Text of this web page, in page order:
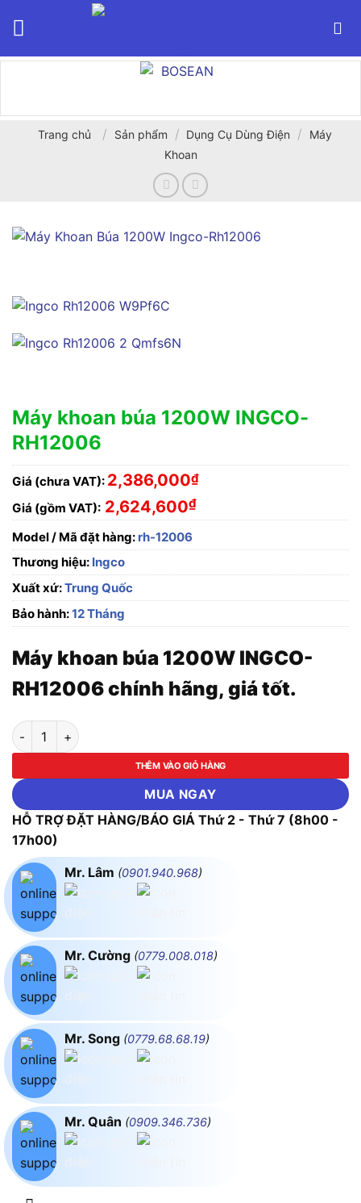
Trang chủ / Sản phẩm / Dụng Cụ Dùng Điện /
Máy
Khoan
Máy khoan búa 1200W INGCO-
RH12006
Giá (chưa VAT): 2,386,000₫
Giá (gồm VAT): 2,624,600₫
Model / Mã đặt hàng: rh-12006
Thương hiệu: Ingco
Xuất xứ:Trung Quốc
Bảo hành:12 Tháng
Máy khoan búa 1200W INGCO-
RH12006 chính hãng, giá tốt.
Máy khoan búa 1200W INGCO-RH12006 số lượng
THÊM VÀO GIỎ HÀNG
MUA NGAY
HỖ TRỢ ĐẶT HÀNG/BÁO GIÁ Thứ 2 - Thứ 7 (8h00 -
17h00)
Mr. Lâm (0901.940.968)
Mr. Cường (0779.008.018)
Mr. Song (0779.68.68.19)
Mr. Quân (0909.346.736)